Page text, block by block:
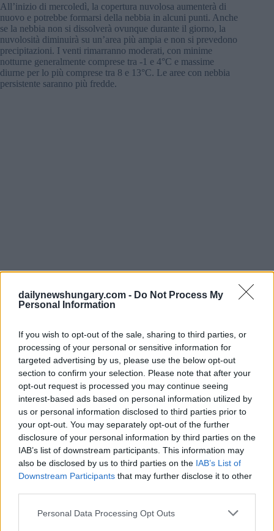
dailynewshungary.com - Do Not Process My
Personal Information
If you wish to opt-out of the sale, sharing to third parties, or
processing of your personal or sensitive information for
targeted advertising by us, please use the below opt-out
section to confirm your selection. Please note that after your
opt-out request is processed you may continue seeing
interest-based ads based on personal information utilized by
us or personal information disclosed to third parties prior to
your opt-out. You may separately opt-out of the further
disclosure of your personal information by third parties on the
IAB’s list of downstream participants. This information may
also be disclosed by us to third parties on the IAB’s List of
Downstream Participants that may further disclose it to other
Please note that this website/app uses one or more Google
Personal Data Processing Opt Outs
All’inizio di mercoledì, la copertura nuvolosa aumenterà di
nuovo e potrebbe formarsi della nebbia in alcuni punti. Anche
se la nebbia non si dissolverà ovunque durante il giorno, la
nuvolosità diminuirà su un’area più ampia e non si prevedono
precipitazioni. I venti rimarranno moderati, con minime
notturne generalmente comprese tra -1 e 4°C e massime
diurne per lo più comprese tra 8 e 13°C. Le aree con nebbia
persistente saranno più fredde.